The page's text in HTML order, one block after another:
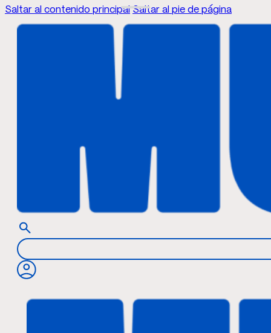
Saltar al contenido principal Saltar al pie de página